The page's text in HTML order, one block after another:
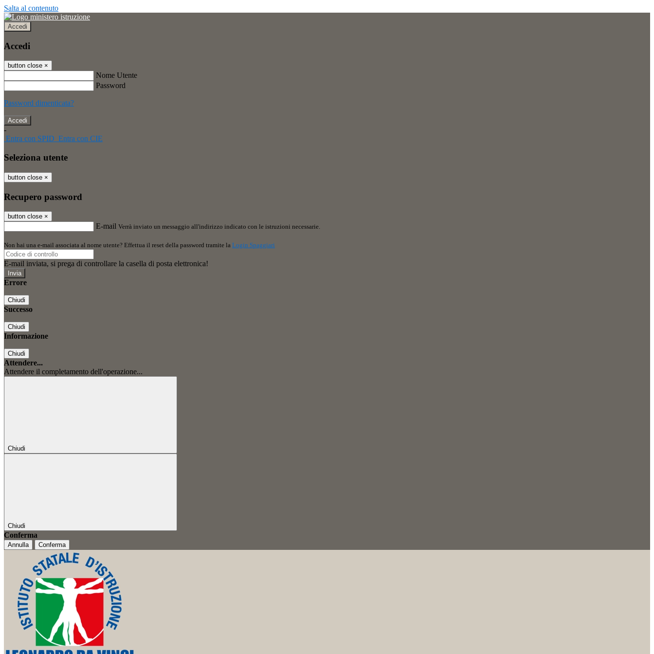
Salta al contenuto
Accedi
Accedi
button close ×
Nome Utente
Password
Password dimenticata?
-
Entra con SPID Entra con CIE
Seleziona utente
button close ×
Recupero password
button close ×
E-mail Verrà inviato un messaggio all'indirizzo indicato con le istruzioni necessarie.
Non hai una e-mail associata al nome utente? Effettua il reset della password tramite la Login Spaggiari
E-mail inviata, si prega di controllare la casella di posta elettronica!
Errore
Chiudi
Successo
Chiudi
Informazione
Chiudi
Attendere...
Attendere il completamento dell'operazione...
Chiudi
Chiudi
Conferma
Annulla Conferma